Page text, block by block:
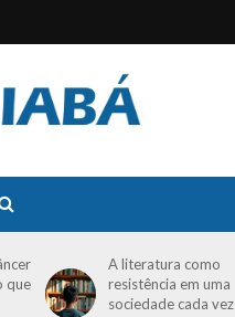
que
A literatura como
resistência em uma
sociedade cada vez